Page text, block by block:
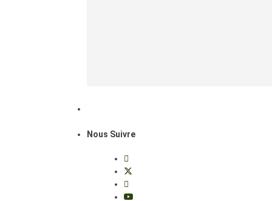
Nous Suivre